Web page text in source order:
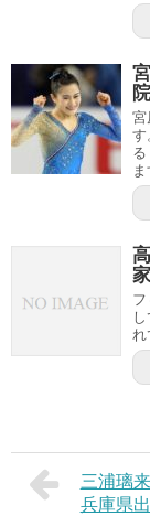
宮
す
れ
三浦璃
兵庫県